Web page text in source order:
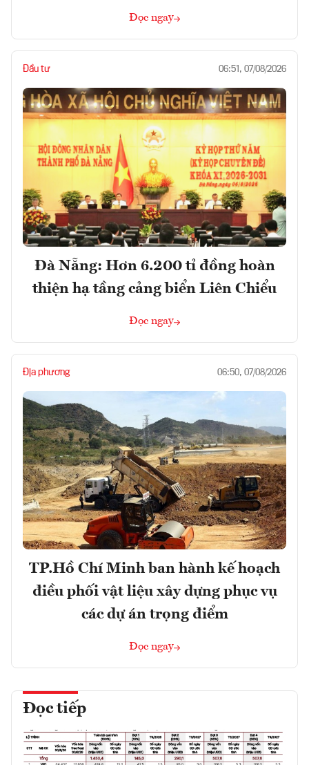
Đọc ngay
Đầu tư 06:51, 07/08/2026
Đà Nẵng: Hơn 6.200 tỉ đồng hoàn
thiện hạ tầng cảng biển Liên Chiểu
Đọc ngay
Địa phương 06:50, 07/08/2026
TP.Hồ Chí Minh ban hành kế hoạch
điều phối vật liệu xây dựng phục vụ
các dự án trọng điểm
Đọc ngay
Đọc tiếp